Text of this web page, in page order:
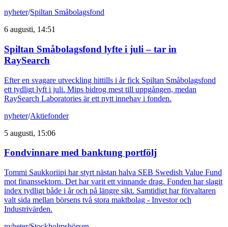
nyheter/Spiltan Småbolagsfond
6 augusti, 14:51
Spiltan Småbolagsfond lyfte i juli – tar in
RaySearch
Efter en svagare utveckling hittills i år fick Spiltan Småbolagsfond
ett tydligt lyft i juli. Mips bidrog mest till uppgången, medan
RaySearch Laboratories är ett nytt innehav i fonden.
nyheter/Aktiefonder
5 augusti, 15:06
Fondvinnare med banktung portfölj
Tommi Saukkoriipi har styrt nästan halva SEB Swedish Value Fund
mot finanssektorn. Det har varit ett vinnande drag. Fonden har slagit
index tydligt både i år och på längre sikt. Samtidigt har förvaltaren
valt sida mellan börsens två stora maktbolag - Investor och
Industrivärden.